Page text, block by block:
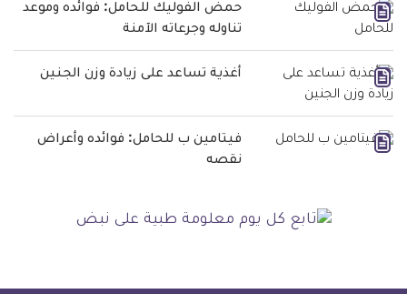
حمض الفوليك للحامل: فوائده وموعد
تناوله وجرعاته الآمنة
أغذية تساعد على زيادة وزن الجنين
فيتامين ب للحامل: فوائده وأعراض
نقصه